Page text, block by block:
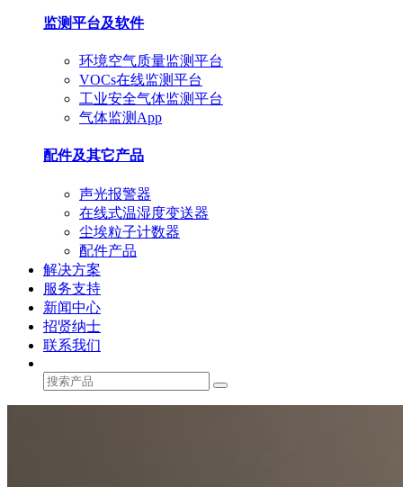
监测平台及软件
环境空气质量监测平台
VOCs在线监测平台
工业安全气体监测平台
气体监测App
配件及其它产品
声光报警器
在线式温湿度变送器
尘埃粒子计数器
配件产品
解决方案
服务支持
新闻中心
招贤纳士
联系我们